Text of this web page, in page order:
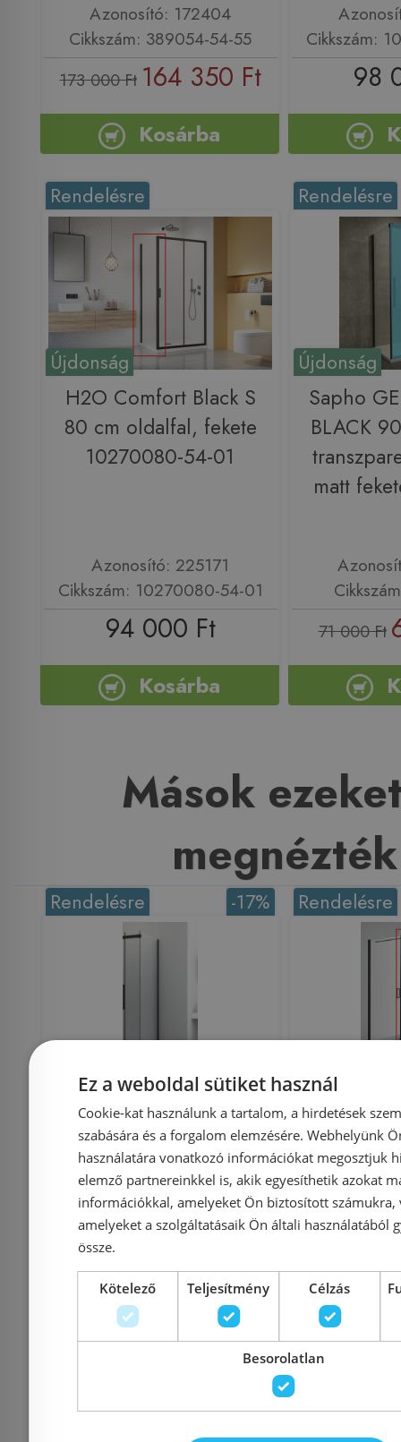
Azonosító: 172404
Cikkszám: 389054-54-55
173 000 Ft 164 350 Ft
Kosárba
Cikkszám:
98
Újdonság
Rendelésre
H2O Comfort Black S
80 cm oldalfal, fekete
10270080-54-01
Azonosító: 225171
Cikkszám: 10270080-54-01
94 000 Ft
Kosárba
Újdonság
Rendelésre
Sapho
BLACK
matt
71 000 Ft
Mások
megnézték
-17%
Rendelésre
Sanotechnik COMFORT
BLACK zuhanyfal 90 cm
H90B
Azonosító: 183322
Cikkszám: H90B
89 900 Ft74 617 Ft
Rendelésre
BLACK 2
cm
79 900 Ft
Ez a weboldal sütiket használ
Cookie-kat használunk a tartalom, a hirdetések
szabására és a forgalom elemzésére. Webhelyünk
használatára vonatkozó információkat megosztjuk
elemző partnereinkkel is, akik egyesíthetik azokat
információkkal, amelyeket Ön biztosított számukra,
amelyeket a szolgáltatásaik Ön általi használatából
össze.
Kötelező Teljesítmény Célzás
Besorolatlan